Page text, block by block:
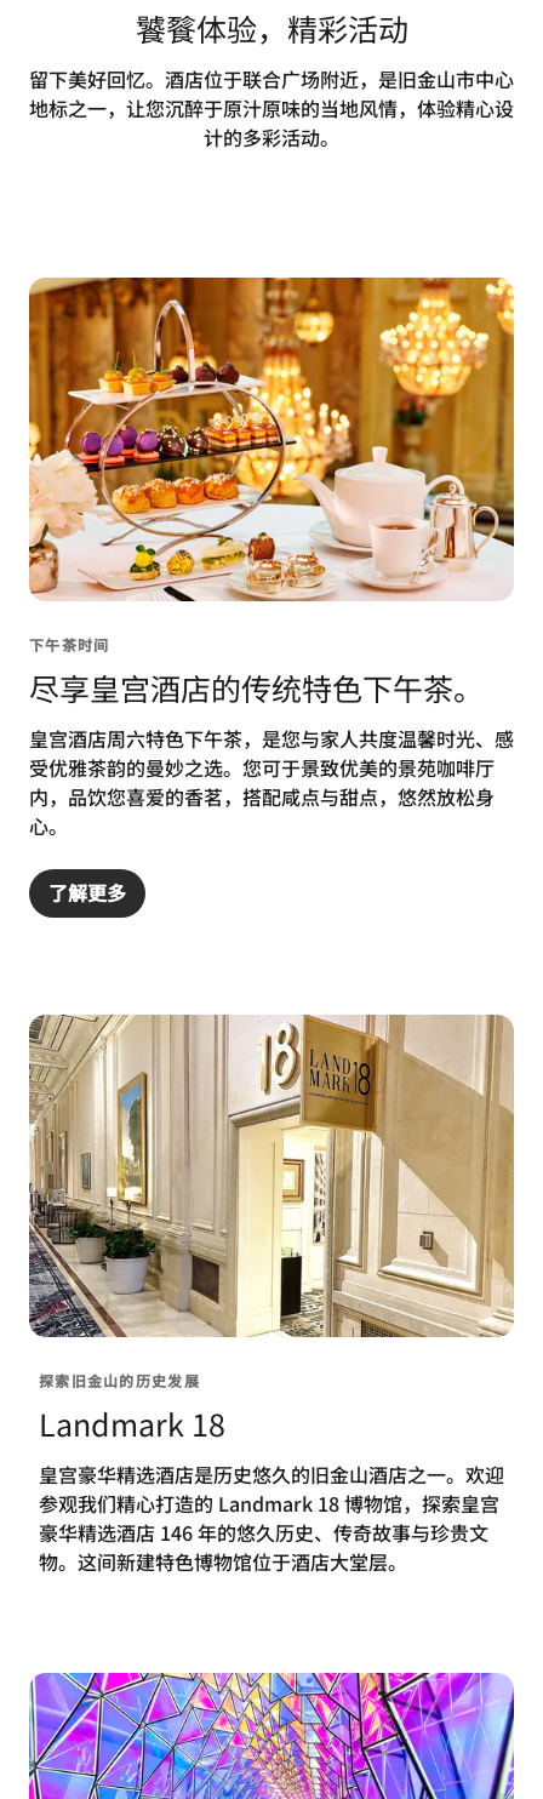
饕餮体验，精彩活动
留下美好回忆。酒店位于联合广场附近，是旧金山市中心
地标之一，让您沉醉于原汁原味的当地风情，体验精心设
计的多彩活动。
下午茶时间
尽享皇宫酒店的传统特色下午茶。
皇宫酒店周六特色下午茶，是您与家人共度温馨时光、感
受优雅茶韵的曼妙之选。您可于景致优美的景苑咖啡厅
内，品饮您喜爱的香茗，搭配咸点与甜点，悠然放松身
心。
了解更多
探索旧金山的历史发展
Landmark 18
皇宫豪华精选酒店是历史悠久的旧金山酒店之一。欢迎
参观我们精心打造的 Landmark 18 博物馆，探索皇宫
豪华精选酒店 146 年的悠久历史、传奇故事与珍贵文
物。这间新建特色博物馆位于酒店大堂层。